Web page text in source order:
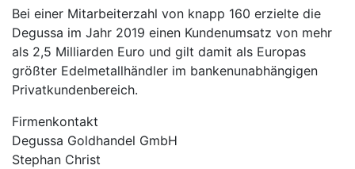
Bei einer Mitarbeiterzahl von knapp 160 erzielte die
Degussa im Jahr 2019 einen Kundenumsatz von mehr
als 2,5 Milliarden Euro und gilt damit als Europas
größter Edelmetallhändler im bankenunabhängigen
Privatkundenbereich.
Firmenkontakt
Degussa Goldhandel GmbH
Stephan Christ